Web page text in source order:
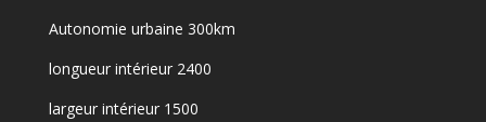
Autonomie urbaine 300km
longueur intérieur 2400
largeur intérieur 1500